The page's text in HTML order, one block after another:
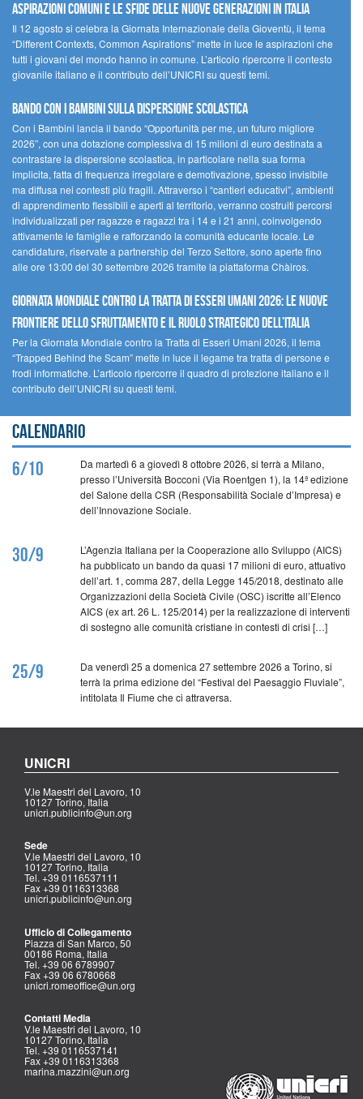
ASPIRAZIONI COMUNI E LE SFIDE DELLE NUOVE GENERAZIONI IN ITALIA
Il 12 agosto si celebra la Giornata Internazionale della Gioventù, il tema
“Different Contexts, Common Aspirations” mette in luce le aspirazioni che
tutti i giovani del mondo hanno in comune. L’articolo ripercorre il contesto
giovanile italiano e il contributo dell’UNICRI su questi temi.
Bando Con i Bambini sulla dispersione scolastica
Con i Bambini lancia il bando “Opportunità per me, un futuro migliore
2026”, con una dotazione complessiva di 15 milioni di euro destinata a
contrastare la dispersione scolastica, in particolare nella sua forma
implicita, fatta di frequenza irregolare e demotivazione, spesso invisibile
ma diffusa nei contesti più fragili. Attraverso i “cantieri educativi”, ambienti
di apprendimento flessibili e aperti al territorio, verranno costruiti percorsi
individualizzati per ragazze e ragazzi tra i 14 e i 21 anni, coinvolgendo
attivamente le famiglie e rafforzando la comunità educante locale. Le
candidature, riservate a partnership del Terzo Settore, sono aperte fino
alle ore 13:00 del 30 settembre 2026 tramite la piattaforma Chàiros.
GIORNATA MONDIALE CONTRO LA TRATTA DI ESSERI UMANI 2026: LE NUOVE
FRONTIERE DELLO SFRUTTAMENTO E IL RUOLO STRATEGICO DELL’ITALIA
Per la Giornata Mondiale contro la Tratta di Esseri Umani 2026, il tema
“Trapped Behind the Scam” mette in luce il legame tra tratta di persone e
frodi informatiche. L’articolo ripercorre il quadro di protezione italiano e il
contributo dell’UNICRI su questi temi.
Calendario
6/10
Da martedì 6 a giovedì 8 ottobre 2026, si terrà a Milano,
presso l’Università Bocconi (Via Roentgen 1), la 14ª edizione
del Salone della CSR (Responsabilità Sociale d’Impresa) e
dell’Innovazione Sociale.
30/9
L’Agenzia Italiana per la Cooperazione allo Sviluppo (AICS)
ha pubblicato un bando da quasi 17 milioni di euro, attuativo
dell’art. 1, comma 287, della Legge 145/2018, destinato alle
Organizzazioni della Società Civile (OSC) iscritte all’Elenco
AICS (ex art. 26 L. 125/2014) per la realizzazione di interventi
di sostegno alle comunità cristiane in contesti di crisi […]
25/9
Da venerdì 25 a domenica 27 settembre 2026 a Torino, si
terrà la prima edizione del “Festival del Paesaggio Fluviale”,
intitolata Il Fiume che ci attraversa.
UNICRI
V.le Maestri del Lavoro, 10
10127 Torino, Italia
unicri.publicinfo@un.org
Sede
V.le Maestri del Lavoro, 10
10127 Torino, Italia
Tel. +39 0116537111
Fax +39 0116313368
unicri.publicinfo@un.org
Ufficio di Collegamento
Piazza di San Marco, 50
00186 Roma, Italia
Tel. +39 06 6789907
Fax +39 06 6780668
unicri.romeoffice@un.org
Contatti Media
V.le Maestri del Lavoro, 10
10127 Torino, Italia
Tel. +39 0116537141
Fax +39 0116313368
marina.mazzini@un.org